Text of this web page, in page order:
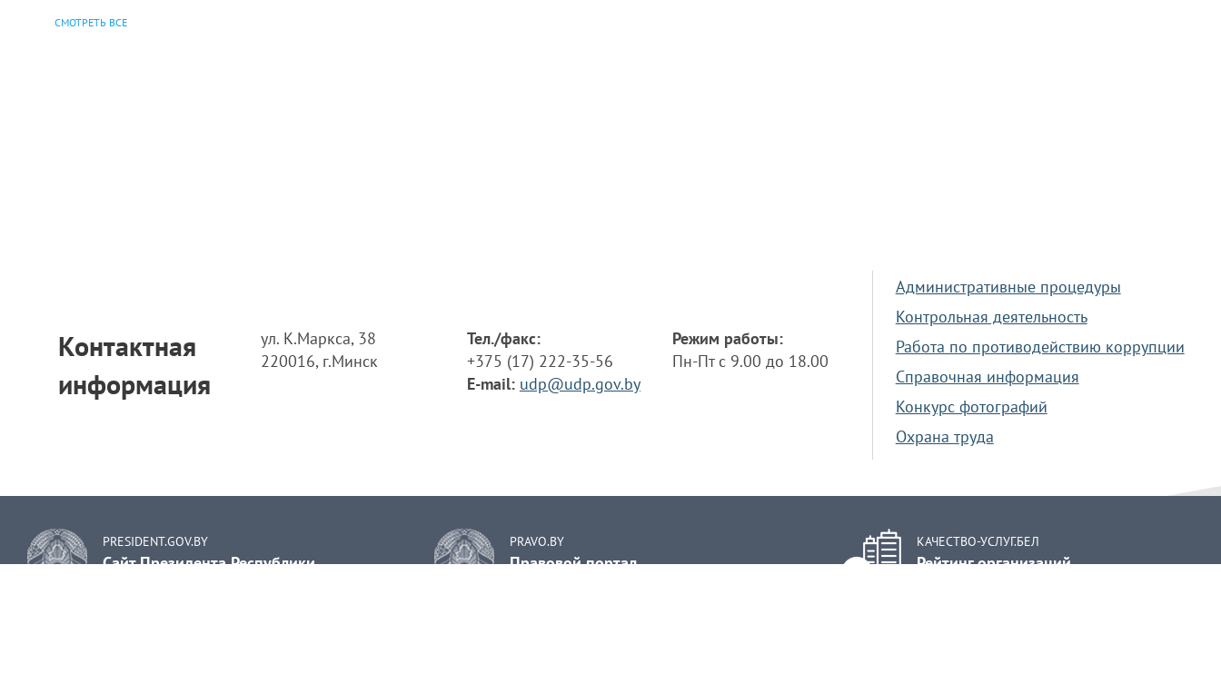
СМОТРЕТЬ ВСЕ
Контактная
информация
ул. К.Маркса, 38
220016, г.Минск
Тел./факс:
+375 (17) 222-35-56
E-mail: udp@udp.gov.by
Режим работы:
Пн-Пт с 9.00 до 18.00
Административные процедуры
Контрольная деятельность
Работа по противодействию коррупции
Справочная информация
Конкурс фотографий
Охрана труда
PRESIDENT.GOV.BY
Сайт Президента Республики
PRAVO.BY
Правовой портал
КАЧЕСТВО-УСЛУГ.БЕЛ
Рейтинг организаций